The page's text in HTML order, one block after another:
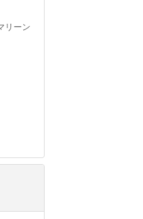
リーン